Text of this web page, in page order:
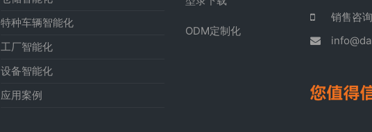
特种车辆智能化
工厂智能化
设备智能化
应用案例
ODM定制化
销售咨